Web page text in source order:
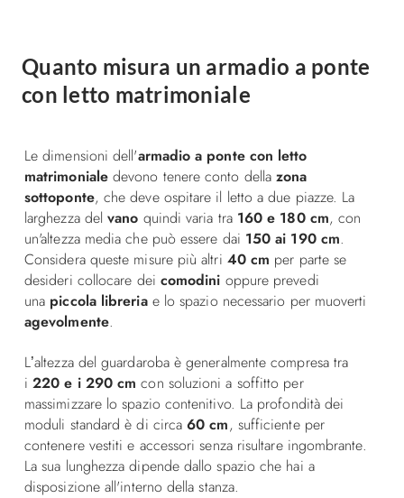
Quanto misura un armadio a ponte
con letto matrimoniale
Le dimensioni dell'armadio a ponte con letto
matrimonialedevono tenere conto della zona
sottoponte, che deve ospitare il letto a due piazze. La
larghezza delvano quindi varia tra 160 e 180 cm, con
un'altezza media che può essere dai 150 ai 190 cm.
Considera queste misure più altri 40 cm per parte se
desideri collocare dei comodini oppure prevedi
una piccola libreriae lo spazio necessario per muoverti
agevolmente.
L’altezza del guardaroba è generalmente compresa tra
i220 e i 290 cmcon soluzioni a soffitto per
massimizzare lo spazio contenitivo. La profondità dei
moduli standard è di circa60 cm, sufficiente per
contenere vestiti e accessori senza risultare ingombrante.
La sua lunghezza dipende dallo spazio che hai a
disposizione all'interno della stanza.